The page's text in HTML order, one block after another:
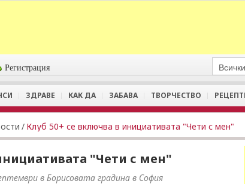
Регистрация
ЗДРАВЕ КАК ДА ЗАБАВА ТВОРЧЕСТВО
/ Клуб 50+ се включва в инициативата "Чети с мен"
"Чети с мен"
в Борисовата градина в София